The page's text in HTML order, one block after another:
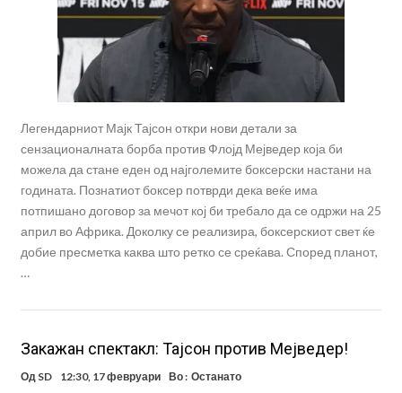
Познат е следниот клуб на Душан Влаховиќ!
Легендарниот Мајк Тајсон откри нови детали за
сензационалната борба против Флојд Мејведер која би
можела да стане еден од најголемите боксерски настани на
годината. Познатиот боксер потврди дека веќе има
потпишано договор за мечот кој би требало да се одржи на 25
април во Африка. Доколку се реализира, боксерскиот свет ќе
добие пресметка каква што ретко се среќава. Според планот,
…
Закажан спектакл: Тајсон против Мејведер!
Од SD 12:30, 17 февруари Во : Останато